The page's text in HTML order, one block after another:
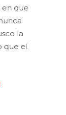
en que
la
que el